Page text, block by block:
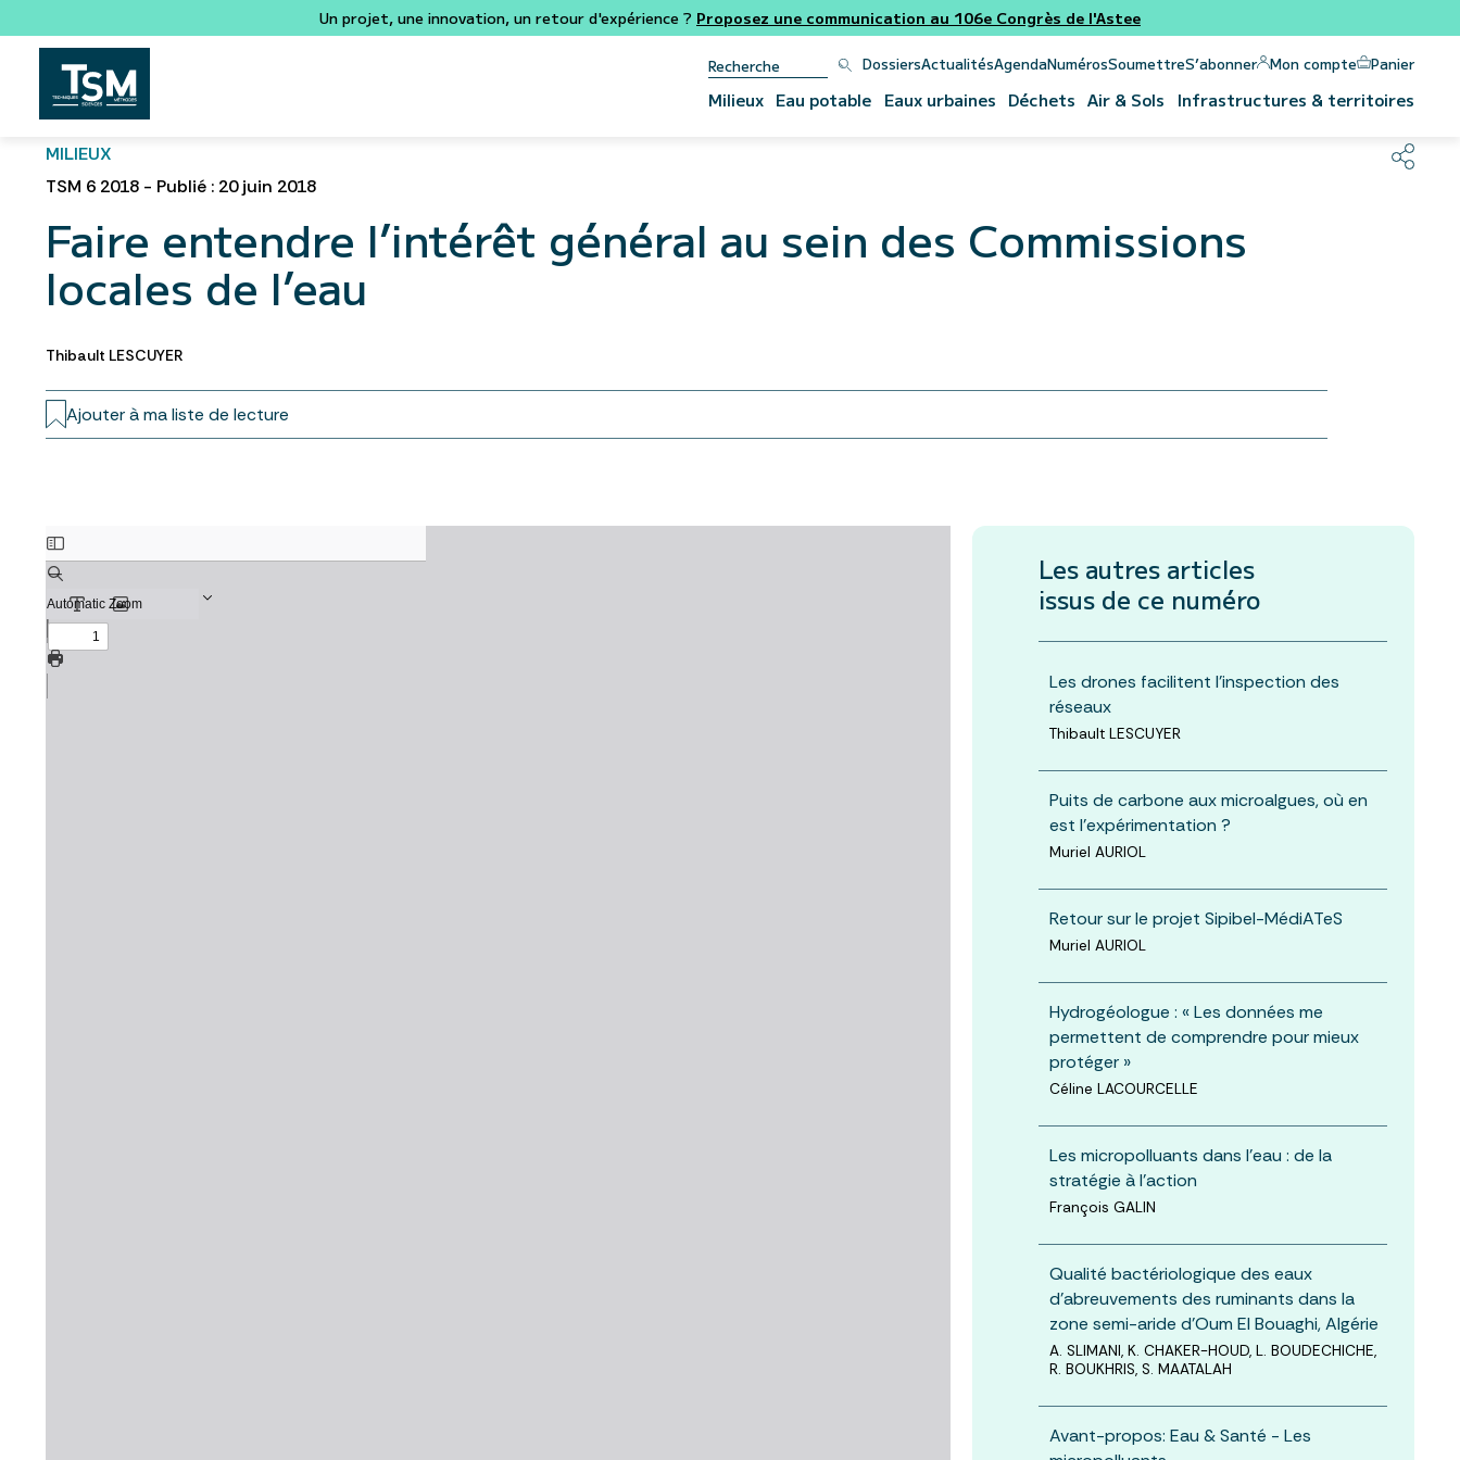
Un projet, une innovation, un retour d'expérience ? Proposez une communication au 106e Congrès de l'Astee
DossiersActualitésAgendaNumérosSoumettreS’abonner Mon compte Panier
Milieux Eau potable Eaux urbaines Déchets Air & Sols Infrastructures & territoires
MILIEUX
TSM 6 2018 - Publié : 20 juin 2018
Faire entendre l’intérêt général au sein des Commissions
locales de l’eau
Thibault LESCUYER
Ajouter à ma liste de lecture
Les autres articles
issus de ce numéro
Les drones facilitent l’inspection des
réseaux
Thibault LESCUYER
Puits de carbone aux microalgues, où en
est l’expérimentation ?
Muriel AURIOL
Retour sur le projet Sipibel-MédiATeS
Muriel AURIOL
Hydrogéologue : « Les données me
permettent de comprendre pour mieux
protéger »
Céline LACOURCELLE
Les micropolluants dans l’eau : de la
stratégie à l’action
François GALIN
Qualité bactériologique des eaux
d’abreuvements des ruminants dans la
zone semi-aride d’Oum El Bouaghi, Algérie
A. SLIMANI, K. CHAKER-HOUD, L. BOUDECHICHE,
R. BOUKHRIS, S. MAATALAH
Avant-propos: Eau & Santé - Les